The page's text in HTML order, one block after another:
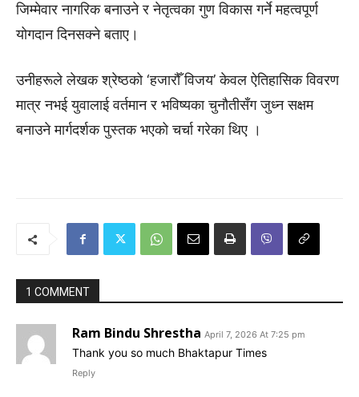
जिम्मेवार नागरिक बनाउने र नेतृत्वका गुण विकास गर्ने महत्वपूर्ण
योगदान दिनसक्ने बताए।
उनीहरूले लेखक श्रेष्ठको ‘हजारौँ विजय’ केवल ऐतिहासिक विवरण
मात्र नभई युवालाई वर्तमान र भविष्यका चुनौतीसँग जुध्न सक्षम
बनाउने मार्गदर्शक पुस्तक भएको चर्चा गरेका थिए ।
1 COMMENT
Ram Bindu Shrestha April 7, 2026 At 7:25 pm
Thank you so much Bhaktapur Times
Reply